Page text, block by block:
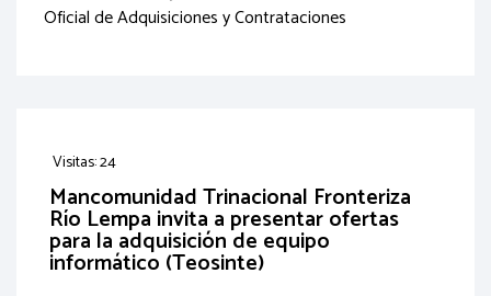
Oficial de Adquisiciones y Contrataciones
Visitas: 24
Mancomunidad Trinacional Fronteriza
Río Lempa invita a presentar ofertas
para la adquisición de equipo
informático (Teosinte)